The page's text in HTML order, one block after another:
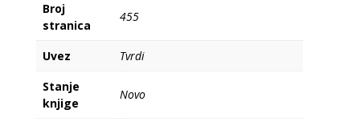
Broj
stranica
455
Uvez
Tvrdi
Stanje
knjige
Novo